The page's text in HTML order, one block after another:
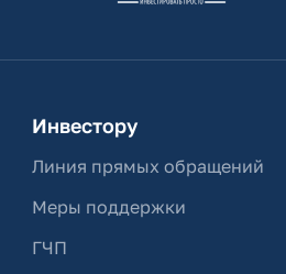
Инвестору
Линия прямых обращений
Меры поддержки
ГЧП